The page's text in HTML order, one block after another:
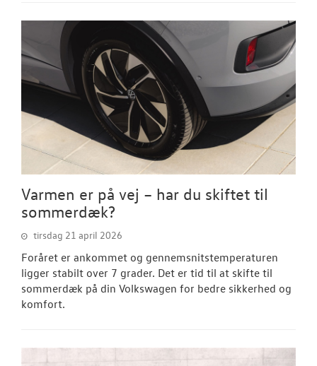
Varmen er på vej – har du skiftet til
sommerdæk?
tirsdag 21 april 2026
Foråret er ankommet og gennemsnitstemperaturen
ligger stabilt over 7 grader. Det er tid til at skifte til
sommerdæk på din Volkswagen for bedre sikkerhed og
komfort.